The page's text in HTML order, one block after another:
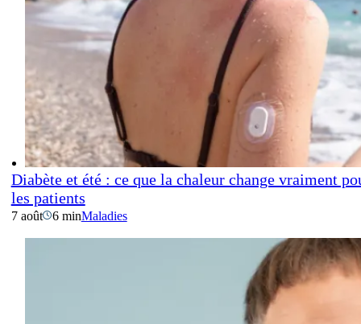
Diabète et été : ce que la chaleur change vraiment
les patients
7 août 6 minMaladies